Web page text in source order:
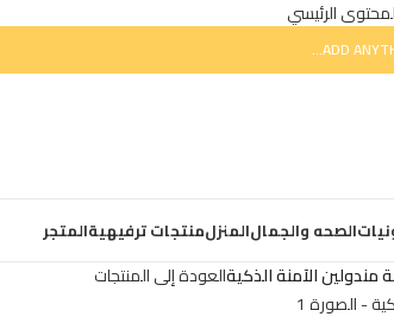
الرئيسي
ADD
الصحه والجمالالمنزلمنتجات ترفيهيةالمتجر
مندولين الآمنة الذكيةالعودة إلى المنتجات